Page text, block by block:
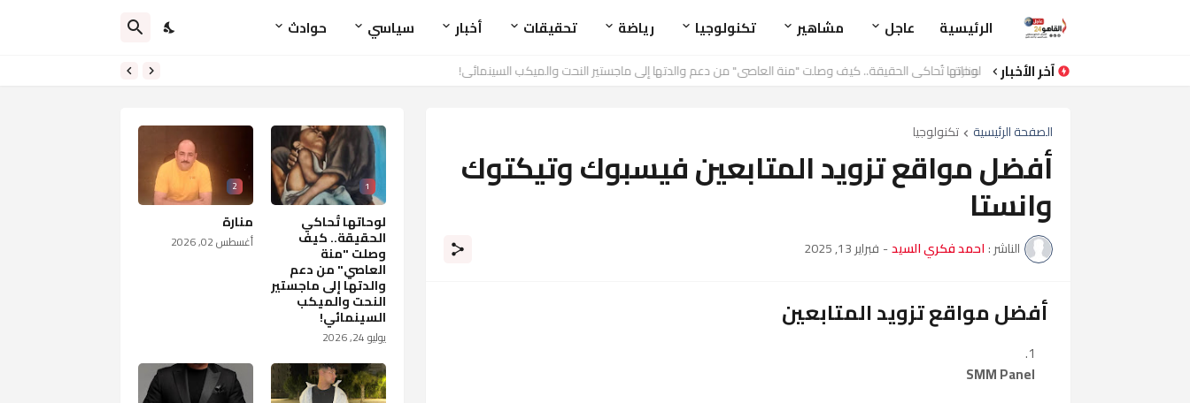
الرئيسية عاجل مشاهير تكنولوجيا رياضة تحقيقات أخبار سياسي
حوادث
آخر الأخبار
منارة
الصفحة الرئيسية تكنولوجيا
أفضل مواقع تزويد المتابعين فيسبوك وتيكتوك
وانستا
الناشر : احمد فكري السيد- فبراير 13, 2025
أفضل مواقع تزويد المتابعين
SMM Panel
1
لوحاتها تُحاكي
الحقيقة.. كيف
وصلت "منة
العاصي" من دعم
والدتها إلى ماجستير
النحت والميكب
السينمائي!
يوليو 24, 2026
2
منارة
أغسطس 02, 2026